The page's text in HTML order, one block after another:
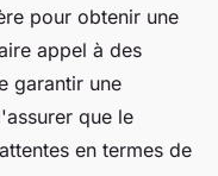
pour obtenir une
appel à des
garantir une
que le
en termes de